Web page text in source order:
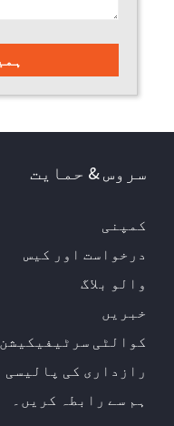
سروس & حمایت
کمپنی
درخواست اور کیس
والو بلاگ
خبریں
کوالٹی سرٹیفیکیشن
رازداری کی پالیسی
ہم سے رابطہ کریں۔